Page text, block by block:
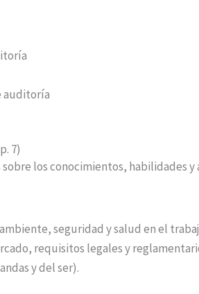
auditoría
7)
sobre los conocimientos,
seguridad y salud en el
requisitos legales y
y del ser).